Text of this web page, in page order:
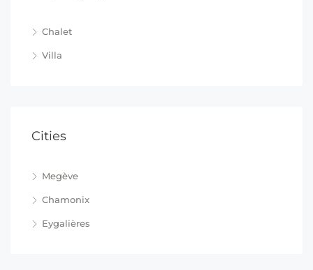
Chalet
Villa
Cities
Megève
Chamonix
Eygalières